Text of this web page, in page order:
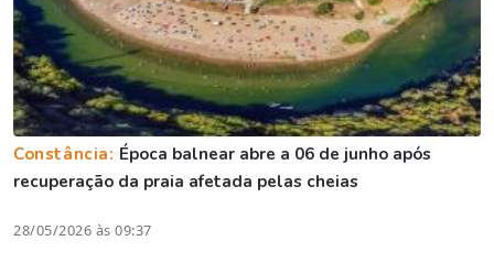
Constância: Época balnear abre a 06 de junho após
recuperação da praia afetada pelas cheias
28/05/2026 às 09:37